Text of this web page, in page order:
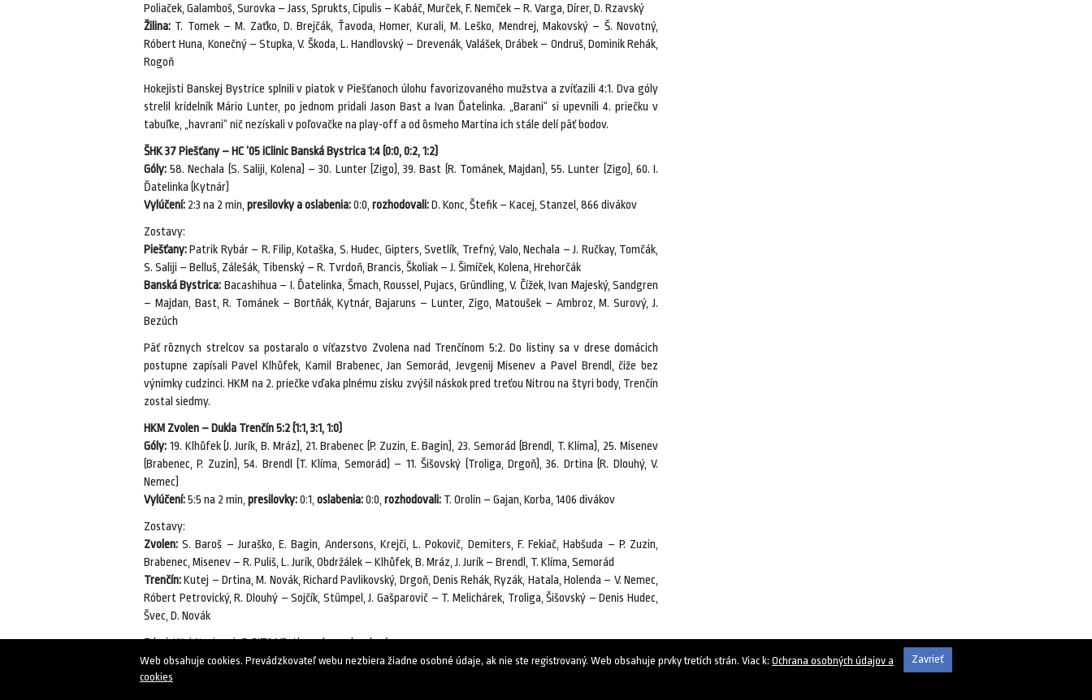
Poliaček, Galamboš, Surovka – Jass, Sprukts, Cipulis – Kabáč, Murček, F. Nemček – R. Varga, Dírer, D. Rzavský
Žilina: T. Tomek – M. Zaťko, D. Brejčák, Ťavoda, Homer, Kurali, M. Leško, Mendrej, Makovský – Š. Novotný,
Róbert Huna, Konečný – Stupka, V. Škoda, L. Handlovský – Drevenák, Valášek, Drábek – Ondruš, Dominik Rehák,
Rogoň
Hokejisti Banskej Bystrice splnili v piatok v Piešťanoch úlohu favorizovaného mužstva a zvíťazili 4:1. Dva góly
strelil krídelník Mário Lunter, po jednom pridali Jason Bast a Ivan Ďatelinka. „Barani“ si upevnili 4. priečku v
tabuľke, „havrani“ nič nezískali v poľovačke na play-off a od ôsmeho Martina ich stále delí päť bodov.
ŠHK 37 Piešťany – HC ’05 iClinic Banská Bystrica 1:4 (0:0, 0:2, 1:2)
Góly: 58. Nechala (S. Saliji, Kolena) – 30. Lunter (Zigo), 39. Bast (R. Tománek, Majdan), 55. Lunter (Zigo), 60. I.
Ďatelinka (Kytnár)
Vylúčení: 2:3 na 2 min, presilovky a oslabenia:0:0, rozhodovali:D. Konc, Štefik – Kacej, Stanzel, 866 divákov
Zostavy:
Piešťany:Patrik Rybár – R. Filip, Kotaška, S. Hudec, Gipters, Svetlík, Trefný, Valo, Nechala – J. Ručkay, Tomčák,
S. Saliji – Belluš, Zálešák, Tibenský – R. Tvrdoň, Brancis, Školiak – J. Šimíček, Kolena, Hrehorčák
Banská Bystrica: Bacashihua – I. Ďatelinka, Šmach, Roussel, Pujacs, Gründling, V. Čížek, Ivan Majeský, Sandgren
– Majdan, Bast, R. Tománek – Bortňák, Kytnár, Bajaruns – Lunter, Zigo, Matoušek – Ambroz, M. Surový, J.
Bezúch
Päť rôznych strelcov sa postaralo o víťazstvo Zvolena nad Trenčínom 5:2. Do listiny sa v drese domácich
postupne zapísali Pavel Klhůfek, Kamil Brabenec, Jan Semorád, Jevgenij Misenev a Pavel Brendl, čiže bez
výnimky cudzinci. HKM na 2. priečke vďaka plnému zisku zvýšil náskok pred treťou Nitrou na štyri body, Trenčín
zostal siedmy.
HKM Zvolen – Dukla Trenčín 5:2 (1:1, 3:1, 1:0)
Góly: 19. Klhůfek (J. Jurík, B. Mráz), 21. Brabenec (P. Zuzin, E. Bagin), 23. Semorád (Brendl, T. Klíma), 25. Misenev
(Brabenec, P. Zuzin), 54. Brendl (T. Klíma, Semorád) – 11. Šišovský (Troliga, Drgoň), 36. Drtina (R. Dlouhý, V.
Nemec)
Vylúčení:5:5 na 2 min, presilovky:0:1, oslabenia:0:0, rozhodovali: T. Orolin – Gajan, Korba, 1406 divákov
Zostavy:
Zvolen: S. Baroš – Juraško, E. Bagin, Andersons, Krejči, L. Pokovič, Demiters, F. Fekiač, Habšuda – P. Zuzin,
Brabenec, Misenev – R. Puliš, L. Jurík, Obdržálek – Klhůfek, B. Mráz, J. Jurík – Brendl, T. Klíma, Semorád
Trenčín:Kutej – Drtina, M. Novák, Richard Pavlikovský, Drgoň, Denis Rehák, Ryzák, Hatala, Holenda – V. Nemec,
Róbert Petrovický, R. Dlouhý – Sojčík, Stümpel, J. Gašparovič – T. Melichárek, Troliga, Šišovský – Denis Hudec,
Švec, D. Novák
Zdroj:WebNoviny.sk© SITA Všetky práva vyhradené.
19. februára 2016
Zavrieť
Web obsahuje cookies. Prevádzkovateľ webu nezbiera žiadne osobné údaje, ak nie ste registrovaný. Web obsahuje prvky tretích strán. Viac k: Ochrana osobných údajov a
cookies